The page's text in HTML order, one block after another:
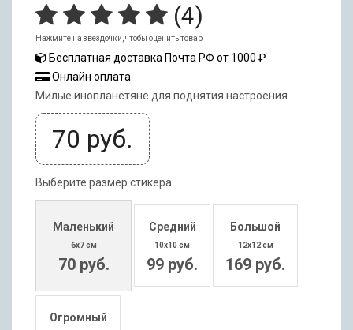
(4)
Нажмите на звездочки, чтобы оценить товар
Бесплатная доставка Почта РФ от 1000 ₽
Онлайн оплата
Милые инопланетяне для поднятия настроения
70 руб.
Выберите размер стикера
Маленький
6x7 см
70 руб.
Средний
10x10 см
99 руб.
Большой
12x12 см
169 руб.
Огромный